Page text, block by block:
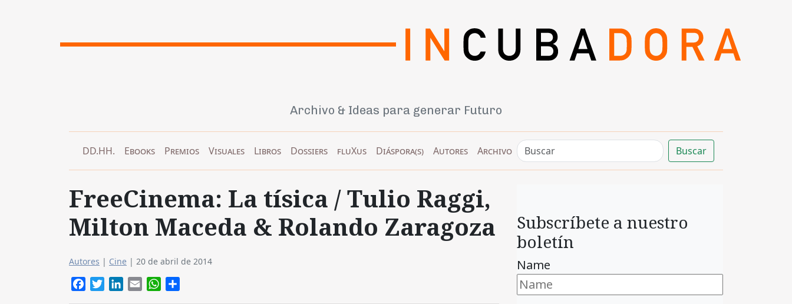
Archivo & Ideas para generar Futuro
DD.HH. Ebooks Premios Visuales Libros Dossiers fluXus Diáspora(s) Autores Archivo Buscar
FreeCinema: La tísica / Tulio Raggi,
Milton Maceda & Rolando Zaragoza
Autores | Cine | 20 de abril de 2014
FacebookTwitterLinkedIn
Email WhatsApp
Subscríbete a nuestro
boletín
Name